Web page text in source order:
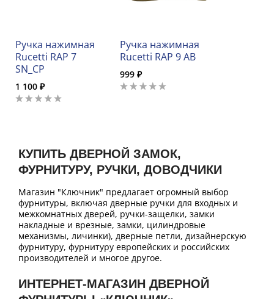
Ручка нажимная
Rucetti RAP 7
SN_CP
1 100 ₽
Ручка нажимная
Rucetti RAP 9 AB
999 ₽
КУПИТЬ ДВЕРНОЙ ЗАМОК,
ФУРНИТУРУ, РУЧКИ, ДОВОДЧИКИ
Магазин "Ключник" предлагает огромный выбор
фурнитуры, включая дверные ручки для входных и
межкомнатных дверей, ручки-защелки, замки
накладные и врезные, замки, цилиндровые
механизмы, личинки), дверные петли, дизайнерскую
фурнитуру, фурнитуру европейских и российских
производителей и многое другое.
ИНТЕРНЕТ-МАГАЗИН ДВЕРНОЙ